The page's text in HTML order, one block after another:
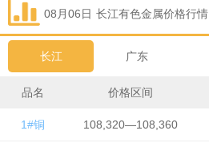
08月06日 长江有色金属价格行情
长江 广东
品名 价格区间
1#铜 108,320—108,360